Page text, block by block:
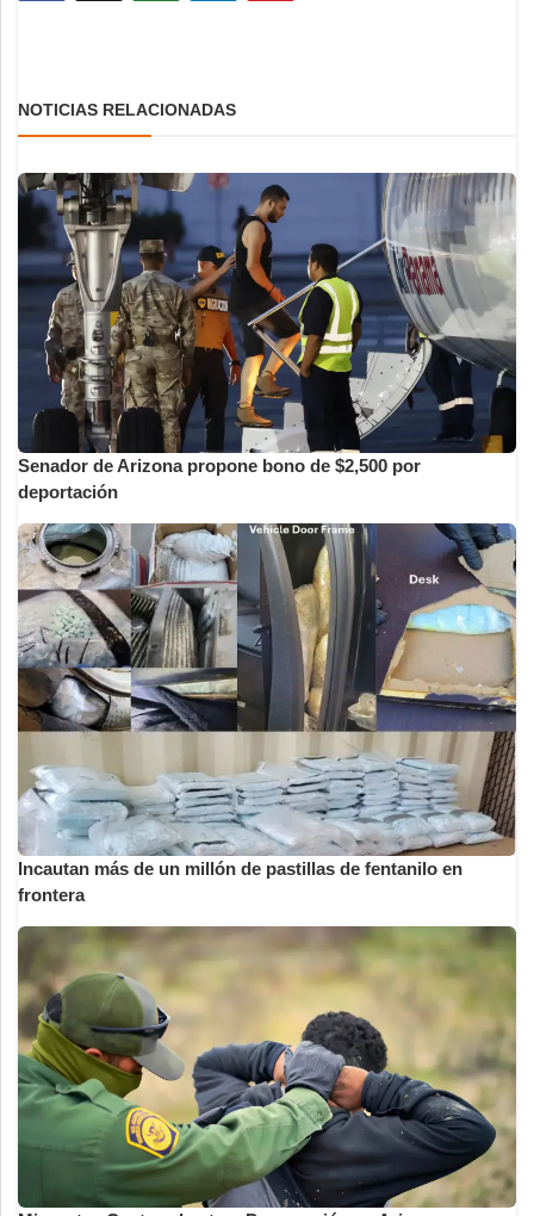
NOTICIAS RELACIONADAS
Senador de Arizona propone bono de $2,500 por
deportación
Incautan más de un millón de pastillas de fentanilo en
frontera